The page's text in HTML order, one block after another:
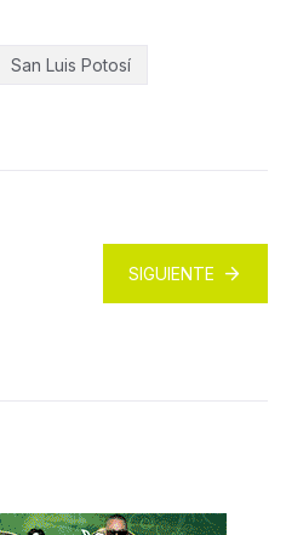
San Luis Potosí
SIGUIENTE